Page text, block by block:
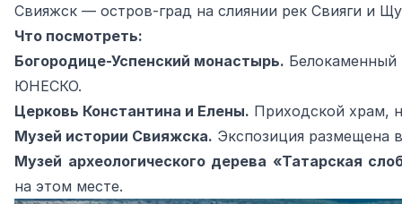
Свияжск — остров-град на слиянии рек Свияги и
Что посмотреть:
Богородице-Успенский монастырь. Белокаменный
ЮНЕСКО.
Церковь Константина и Елены. Приходской храм,
Музей истории Свияжска. Экспозиция размещена
Музей археологического дерева «Татарская
на этом месте.